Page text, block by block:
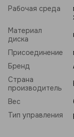
Рабочая среда
Материал
диска
Присоединение
Бренд
Страна
производитель
Вес
Тип управления